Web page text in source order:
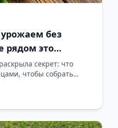
без
рядом это
секрет: что
чтобы собрать